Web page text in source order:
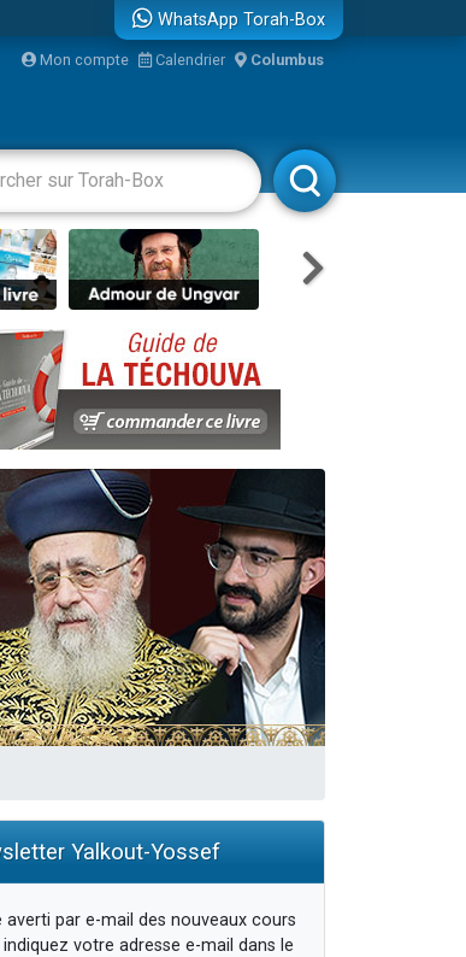
WhatsApp Torah-Box
Mon compte Calendrier Columbus
Livres Rabbanim
Yalkout-Yossef
averti par e-mail des nouveaux cours
votre adresse e-mail dans le